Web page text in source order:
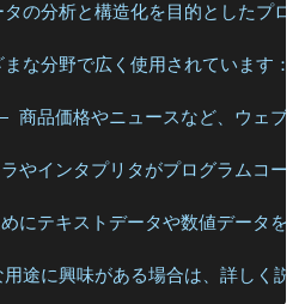
の分析と構造化を目的としたプ
な分野で広く使用されています：
商品価格やニュースなど、ウェブ
やインタプリタがプログラムコー
にテキストデータや数値データを
途に興味がある場合は、詳しく説